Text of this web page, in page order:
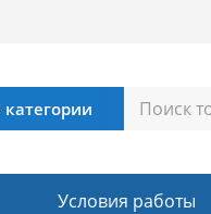
Условия работы